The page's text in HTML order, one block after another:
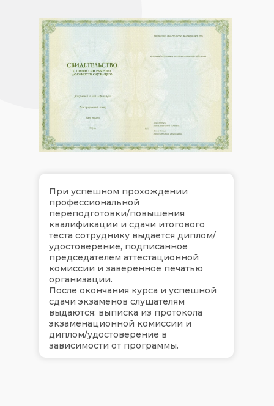
При успешном прохождении
профессиональной
переподготовки/повышения
квалификации и сдачи итогового
теста сотруднику выдается диплом/
удостоверение, подписанное
председателем аттестационной
комиссии и заверенное печатью
организации.
После окончания курса и успешной
сдачи экзаменов слушателям
выдаются: выписка из протокола
экзаменационной комиссии и
диплом/удостоверение в
зависимости от программы.